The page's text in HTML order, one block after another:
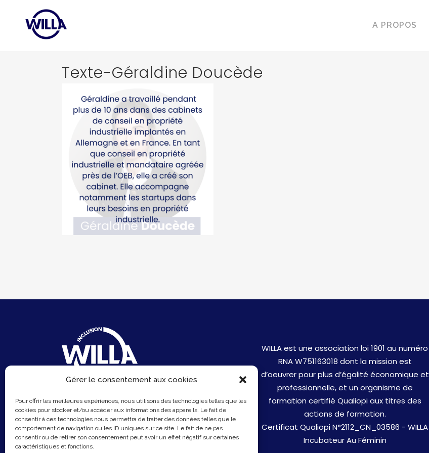
Gérer le consentement aux cookies
Pour offrir les meilleures expériences, nous utilisons des technologies telles que les
cookies pour stocker et/ou accéder aux informations des appareils. Le fait de
consentir à ces technologies nous permettra de traiter des données telles que le
comportement de navigation ou les ID uniques sur ce site. Le fait de ne pas
consentir ou de retirer son consentement peut avoir un effet négatif sur certaines
caractéristiques et fonctions.
A PROPOS
Texte-Géraldine Doucède
6 Rue du Sentier
75002 Paris
Email :contact@hellowilla.co
WILLA est une association loi 1901 au numéro
RNA W751163018 dont la mission est
d’oeuvrer pour plus d’égalité économique et
professionnelle, et un organisme de
formation certifié Qualiopi aux titres des
actions de formation.
Certificat Qualiopi N°2112_CN_03586 - WILLA
Incubateur Au Féminin